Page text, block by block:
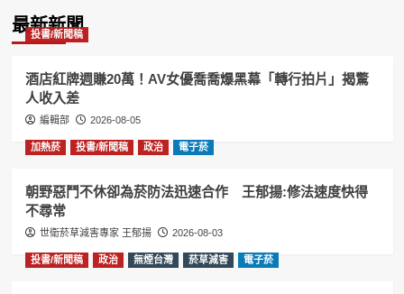
最新新聞
投書/新聞稿
酒店紅牌週賺20萬！AV女優喬喬爆黑幕「轉行拍片」揭驚
人收入差
編輯部 2026-08-05
加熱菸 投書/新聞稿 政治 電子菸
朝野惡鬥不休卻為菸防法迅速合作 王郁揚:修法速度快得
不尋常
世衛菸草減害專家 王郁揚 2026-08-03
投書/新聞稿 政治 無煙台灣 菸草減害 電子菸